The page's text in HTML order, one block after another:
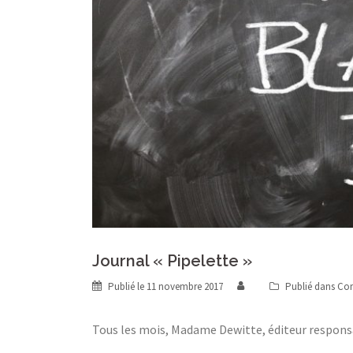
Journal « Pipelette »
Publié le 11 novembre 2017 Publié dans
Tous les mois, Madame Dewitte, éditeur